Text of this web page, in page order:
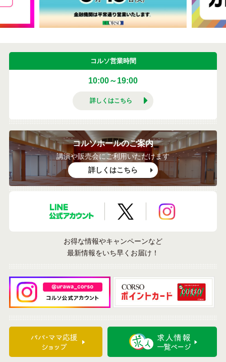
コルソ営業時間
10:00～19:00
詳しくはこちら
コルソホールのご案内
講演や販売会にご利用いただけます
詳しくはこちら
LINE公式アカウントX公式アカウント
お得な情報やキャンペーンなど
最新情報をいち早くお届け！